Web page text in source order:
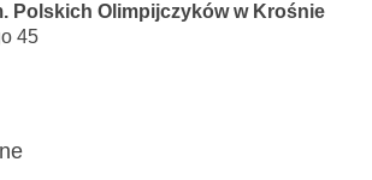
Polskich Olimpijczyków w Krośnie
45